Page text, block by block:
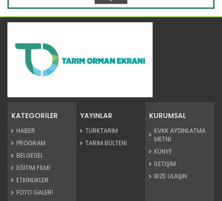
buluşturuyor…
KATEGORİLER
HABER
PROGRAM
BELGESEL
EĞİTİM FİLMİ
ETKİNLİKLER
FOTO GALERİ
YAYINLAR
TÜRKTARIM
TARIM BÜLTENİ
KURUMSAL
KVKK AYDINLATMA
METNİ
KÜNYE
İLETİŞİM
BİZE ULAŞIN